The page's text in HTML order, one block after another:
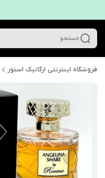
جستجو
فروشگاه اینترنتی ارگانیک استور